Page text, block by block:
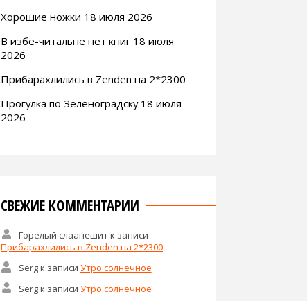
Хорошие ножки 18 июля 2026
В избе-читальне нет книг 18 июля
2026
Прибарахлились в Zenden на 2*2300
Прогулка по Зеленоградску 18 июля
2026
СВЕЖИЕ КОММЕНТАРИИ
Горелый слаанешитк записи
Прибарахлились в Zenden на 2*2300
Sergк записи Утро солнечное
Sergк записи Утро солнечное